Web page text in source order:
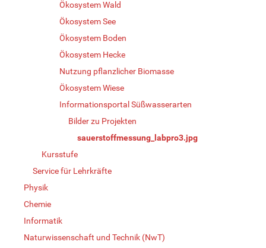
Ökosystem Wald
Ökosystem See
Ökosystem Boden
Ökosystem Hecke
Nutzung pflanzlicher Biomasse
Ökosystem Wiese
Informationsportal Süßwasserarten
Bilder zu Projekten
sauerstoffmessung_labpro3.jpg
Kursstufe
Service für Lehrkräfte
Physik
Chemie
Informatik
Naturwissenschaft und Technik (NwT)